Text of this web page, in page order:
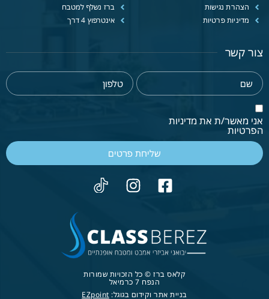
הצהרת נגישות
מדיניות פרטיות
ברז נשלף למטבח
אינטרפוץ 4 דרך
צור קשר
אני מאשר/ת את מדיניות
הפרטיות
שליחת פרטים
קלאס ברז © כל הזכויות שמורות
הנפח 7 כרמיאל
בניית אתר וקידום בגוגל: EZpoint